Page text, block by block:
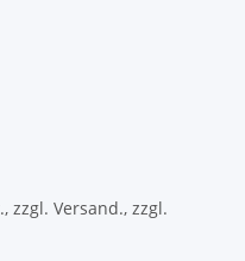
zzgl. Versand., zzgl.